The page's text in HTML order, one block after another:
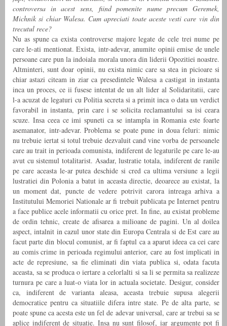
controversa in acest sens, fiind pomenite nume precum Geremek,
Michnik si chiar Walesa. Cum apreciati toate aceste vesti care vin din
trecutul rece?
Nu as spune ca exista controverse majore legate de cele trei nume pe
care le-ati mentionat. Exista, intr-adevar, anumite opinii emise de unele
persoane care pun la indoiala morala unora din liderii Opozitiei noastre.
Altminteri, sunt doar opinii, nu exista nimic care sa stea in picioare si
chiar astazi citeam in ziar ca presedintele Walesa a castigat in instanta
inca un proces, ce ii fusese intentat de un alt lider al Solidaritatii, care
l-a acuzat de legaturi cu Politia secreta si a primit inca o data un verdict
favorabil in instanta, prin care i se solicita reclamantului sa isi ceara
scuze. Insa ceea ce imi spuneti ca se intampla in Romania este foarte
asemanator, intr-adevar. Problema se poate pune in doua feluri: nimic
nu trebuie iertat si totul trebuie dezvaluit cand vine vorba de persoanele
care au trait in perioada comunista, indiferent de legaturile pe care le-au
avut cu sistemul totalitarist. Asadar, lustratie totala, indiferent de ranile
pe care aceasta le-ar putea deschide si cred ca ultima versiune a legii
lustratiei din Polonia a batut in aceasta directie, deoarece au existat, la
un moment dat, puncte de vedere potrivit carora intreaga arhiva a
Institutului Memoriei Nationale ar fi trebuit publicata pe Internet pentru
a face publice acele informatii cu orice pret. In fine, au existat probleme
de ordin tehnic, create de afisarea a milioane de pagini. Un al doilea
aspect, intalnit in cazul unor state din Europa Centrala si de Est care au
facut parte din blocul comunist, ar fi faptul ca a aparut ideea ca cei care
au comis crime in perioada regimului anterior, care au fost implicati in
acte de represiune, sa fie eliminati din viata publica si, odata facuta
aceasta, sa se produca o iertare a celorlalti si sa li se permita sa realizeze
turnura pe care a luat-o viata lor in actuala societate. Desigur, consider
ca, indiferent de varianta aleasa, aceasta trebuie supusa alegerii
democratice pentru ca situatiile difera intre state. Pe de alta parte, se
poate spune ca acesta este un fel de adevar universal, care ar trebui sa se
aplice indiferent de situatie. Insa nu sunt filosof, iar argumente pot fi